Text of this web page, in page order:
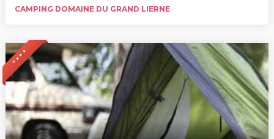
CAMPING DOMAINE DU GRAND LIERNE
* * * *